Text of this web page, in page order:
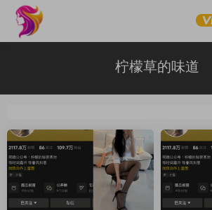
柠檬草的味道